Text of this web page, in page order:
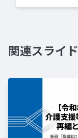
関連スライド